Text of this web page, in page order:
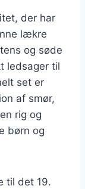
der har
lækre
og søde
ledsager til
set er
af smør,
rig og
børn og
til det 19.